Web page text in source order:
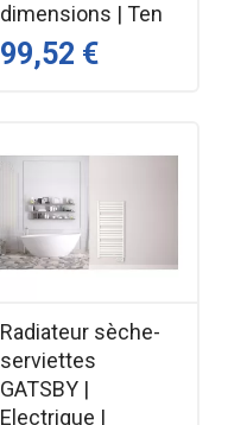
dimensions | Ten
99,52 €
Radiateur sèche-
serviettes
GATSBY |
Electrique |